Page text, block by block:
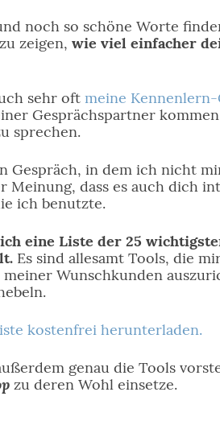
noch so schöne Worte
zeigen, wie viel einfacher
sehr oft meine Kennenlern-
Gesprächspartner
sprechen.
Gespräch, in dem ich nicht
Meinung, dass es auch dich
ich benutzte.
eine Liste der 25
Es sind allesamt Tools, die
Wunschkunden
kostenfrei herunterladen.
genau die Tools
zu deren Wohl einsetze.